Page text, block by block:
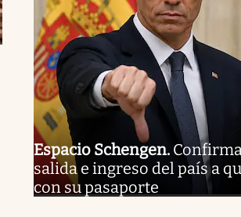
Espacio Schengen.
salida e ingreso del país a
con su pasaporte